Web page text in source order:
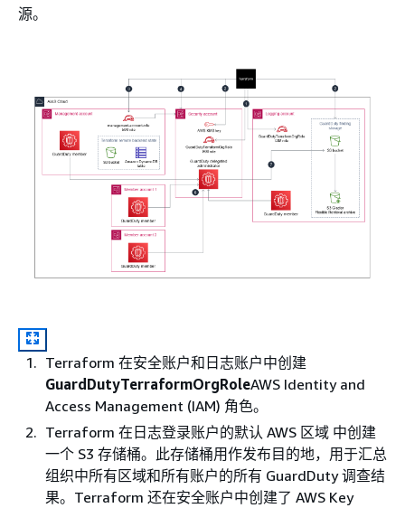
源。
Terraform 在安全账户和日志账户中创建
GuardDutyTerraformOrgRoleAWS Identity and
Access Management (IAM) 角色。
Terraform 在日志登录账户的默认 AWS 区域 中创建
一个 S3 存储桶。此存储桶用作发布目的地，用于汇总
组织中所有区域和所有账户的所有 GuardDuty 调查结
果。Terraform 还在安全账户中创建了 AWS Key